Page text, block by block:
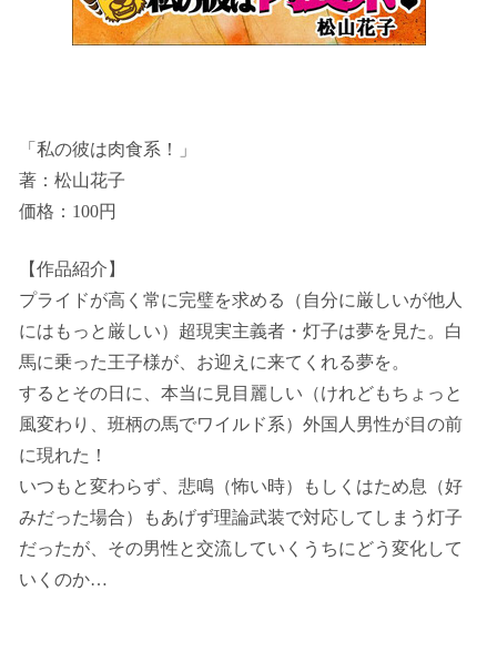
「私の彼は肉食系！」
著：松山花子
価格：100円
【作品紹介】
プライドが高く常に完璧を求める（自分に厳しいが他人
にはもっと厳しい）超現実主義者・灯子は夢を見た。白
馬に乗った王子様が、お迎えに来てくれる夢を。
するとその日に、本当に見目麗しい（けれどもちょっと
風変わり、班柄の馬でワイルド系）外国人男性が目の前
に現れた！
いつもと変わらず、悲鳴（怖い時）もしくはため息（好
みだった場合）もあげず理論武装で対応してしまう灯子
だったが、その男性と交流していくうちにどう変化して
いくのか…